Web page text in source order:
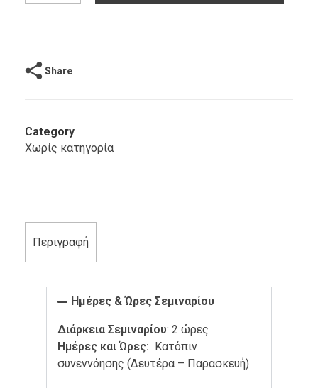
Share
Category
Χωρίς κατηγορία
Περιγραφή
Ημέρες & Ώρες Σεμιναρίου
Διάρκεια Σεμιναρίου: 2 ώρες
Ημέρες και Ώρες: Κατόπιν
συνεννόησης (Δευτέρα – Παρασκευή)